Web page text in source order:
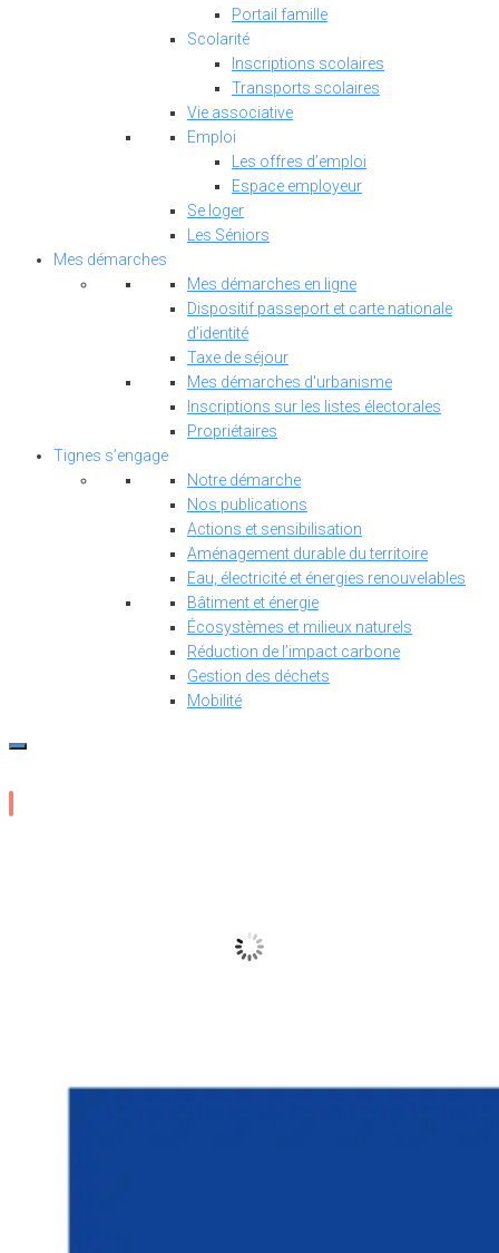
Portail famille
Scolarité
Inscriptions scolaires
Transports scolaires
Vie associative
Emploi
Les offres d’emploi
Espace employeur
Se loger
Les Séniors
Mes démarches
Mes démarches en ligne
Dispositif passeport et carte nationale
d’identité
Taxe de séjour
Mes démarches d'urbanisme
Inscriptions sur les listes électorales
Propriétaires
Tignes s’engage
Notre démarche
Nos publications
Actions et sensibilisation
Aménagement durable du territoire
Eau, électricité et énergies renouvelables
Bâtiment et énergie
Écosystèmes et milieux naturels
Réduction de l’impact carbone
Gestion des déchets
Mobilité